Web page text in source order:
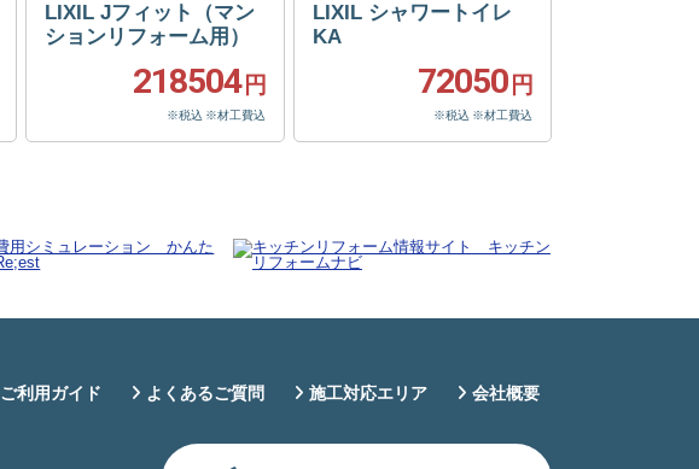
LIXIL Jフィット（マン
ションリフォーム用）
218504 円
※税込 ※材工費込
LIXIL シャワートイレ
KA
72050 円
※税込 ※材工費込
ご利用ガイド よくあるご質問 施工対応エリア 会社概要